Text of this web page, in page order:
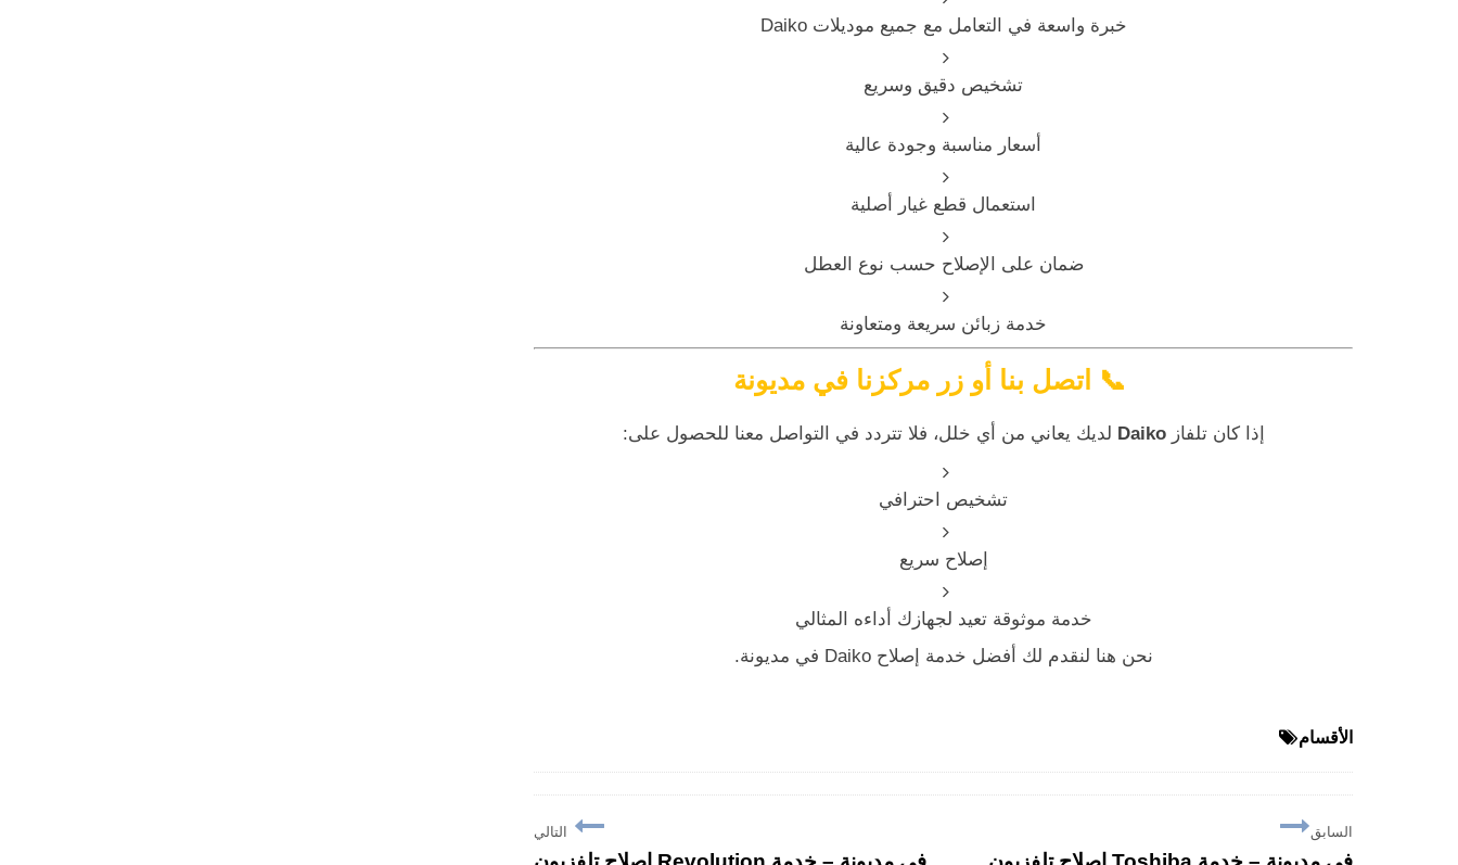
خبرة واسعة في التعامل مع جميع موديلات Daiko
تشخيص دقيق وسريع
أسعار مناسبة وجودة عالية
استعمال قطع غيار أصلية
ضمان على الإصلاح حسب نوع العطل
خدمة زبائن سريعة ومتعاونة
📞 اتصل بنا أو زر مركزنا في مديونة
إذا كان تلفازDaiko لديك يعاني من أي خلل، فلا تتردد في التواصل معنا للحصول على:
تشخيص احترافي
إصلاح سريع
خدمة موثوقة تعيد لجهازك أداءه المثالي
نحن هنا لنقدم لك أفضل خدمة إصلاح Daiko في مديونة.
الأقسام
السابق